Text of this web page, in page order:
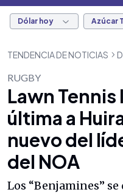
Dólar hoy Azúcar
TENDENCIA DE NOTICIAS
RUGBY
Lawn Tennis
última a
nuevo del
del NOA
Los “Benjamines”